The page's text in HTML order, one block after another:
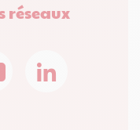
réseaux